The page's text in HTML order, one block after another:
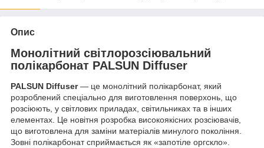
Опис
Монолітний світлорозсіювальний
полікарбонат PALSUN Diffuser
PALSUN Diffuser— це монолітний полікарбонат, який
розроблений спеціально для виготовлення поверхонь, що
розсіюють, у світлових приладах, світильниках та в інших
елементах. Це новітня розробка високоякісних розсіювачів,
що виготовлена для заміни матеріалів минулого покоління.
Зовні полікарбонат сприймається як «запотіле оргскло».